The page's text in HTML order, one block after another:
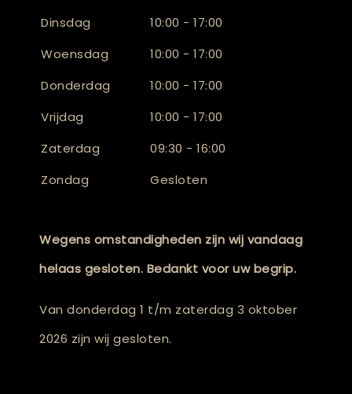
Dinsdag
10:00 - 17:00
Woensdag
10:00 - 17:00
Donderdag
10:00 - 17:00
Vrijdag
10:00 - 17:00
Zaterdag
09:30 - 16:00
Zondag
Gesloten
Wegens omstandigheden zijn wij vandaag
helaas gesloten. Bedankt voor uw begrip.
Van donderdag 1 t/m zaterdag 3 oktober
2026 zijn wij gesloten.